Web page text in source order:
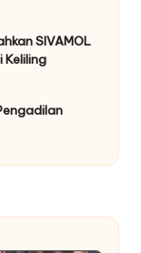
SIVAMOL
Keliling